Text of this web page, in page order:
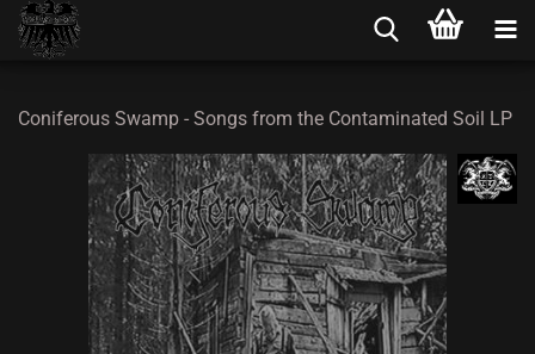
Coniferous Swamp - Songs from the Contaminated Soil LP